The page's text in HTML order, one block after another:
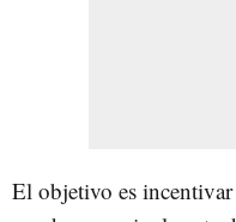
El objetivo es